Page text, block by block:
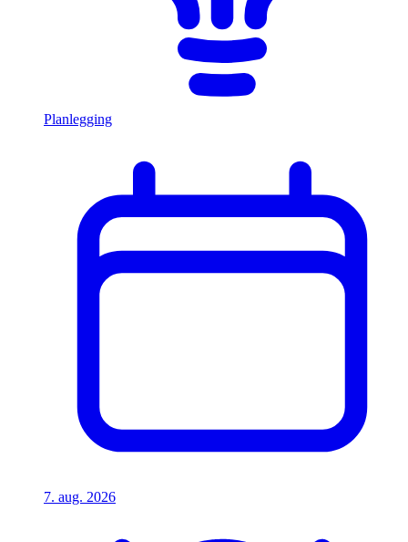
Planlegging
7. aug. 2026